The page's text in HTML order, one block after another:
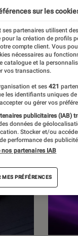
guides Tests
sur les
ses partenaires utilisent
pour la création de profils
compte client. Vous
nécessaires au
catalogue et la
vos transactions.
et ses 421
les identifiants uniques
ou gérer vos
publicitaires (IAB)
données de
Stocker et/ou
performance des
nos partenaires IAB
MES PRÉFÉRENCES